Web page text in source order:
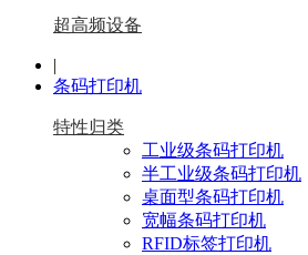
超高频设备
|
条码打印机
特性归类
工业级条码打印机
半工业级条码打印机
桌面型条码打印机
宽幅条码打印机
RFID标签打印机